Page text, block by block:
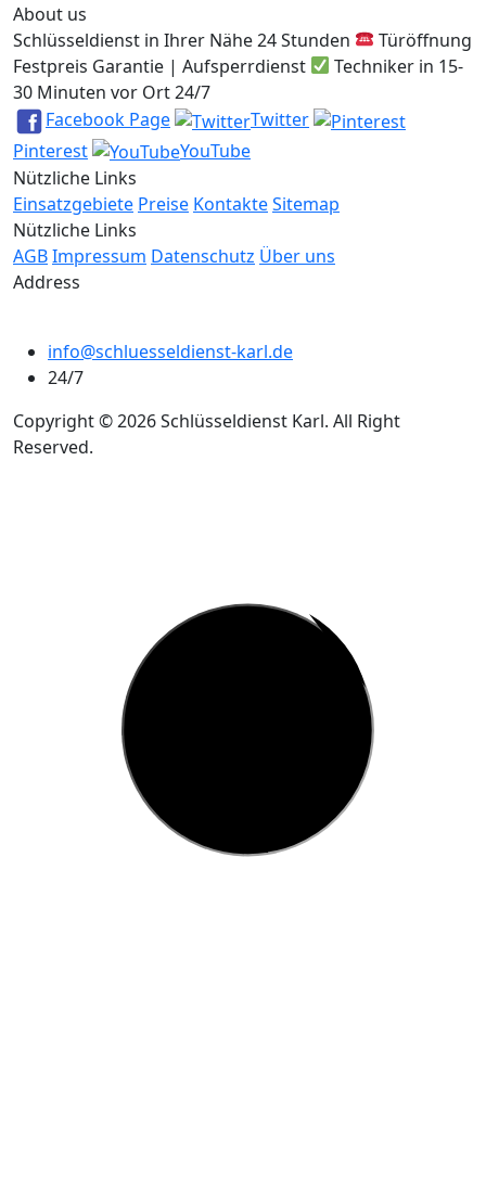
About us
Schlüsseldienst in Ihrer Nähe 24 Stunden
Türöffnung
Festpreis Garantie | Aufsperrdienst
Techniker in 15-
30 Minuten vor Ort 24/7
Facebook Page
Twitter
Pinterest
YouTube
Nützliche Links
Einsatzgebiete Preise KontakteSitemap
Nützliche Links
AGBImpressum Datenschutz Über uns
Address
info@schluesseldienst-karl.de
24/7
Copyright © 2026 Schlüsseldienst Karl. All Right
Reserved.